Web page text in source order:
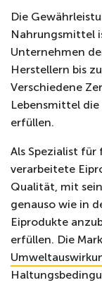
Die
Nahrungsmittel
Unternehmen
Herstellern bis
Verschiedene
Lebensmittel
erfüllen.
Als Spezialist
verarbeitete
Qualität, mit
genauso wie in
Eiprodukte
erfüllen. Die